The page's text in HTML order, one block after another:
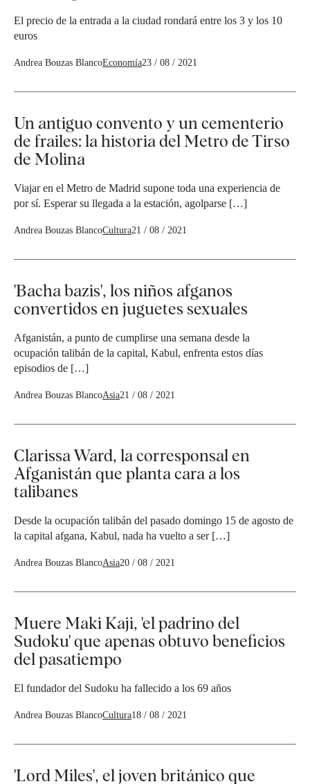
El precio de la entrada a la ciudad rondará entre los 3 y los 10
euros
Andrea Bouzas BlancoEconomía23 / 08 / 2021
Un antiguo convento y un cementerio
de frailes: la historia del Metro de Tirso
de Molina
Viajar en el Metro de Madrid supone toda una experiencia de
por sí. Esperar su llegada a la estación, agolparse […]
Andrea Bouzas BlancoCultura21 / 08 / 2021
'Bacha bazis', los niños afganos
convertidos en juguetes sexuales
Afganistán, a punto de cumplirse una semana desde la
ocupación talibán de la capital, Kabul, enfrenta estos días
episodios de […]
Andrea Bouzas BlancoAsia21 / 08 / 2021
Clarissa Ward, la corresponsal en
Afganistán que planta cara a los
talibanes
Desde la ocupación talibán del pasado domingo 15 de agosto de
la capital afgana, Kabul, nada ha vuelto a ser […]
Andrea Bouzas BlancoAsia20 / 08 / 2021
Muere Maki Kaji, 'el padrino del
Sudoku' que apenas obtuvo beneficios
del pasatiempo
El fundador del Sudoku ha fallecido a los 69 años
Andrea Bouzas BlancoCultura18 / 08 / 2021
'Lord Miles', el joven británico que